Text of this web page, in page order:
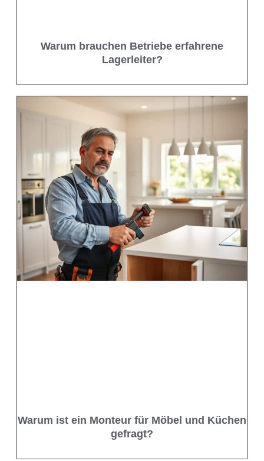
Warum brauchen Betriebe erfahrene
Lagerleiter?
Warum ist ein Monteur für Möbel und Küchen
gefragt?